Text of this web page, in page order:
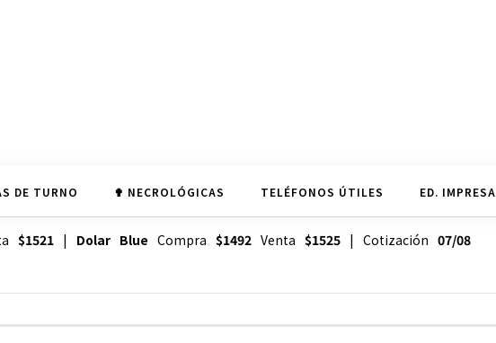
DE TURNO ✟ NECROLÓGICAS TELÉFONOS ÚTILES ED. IMPRESA
$1521| Dolar Blue Compra $1492Venta $1525| Cotización 07/08